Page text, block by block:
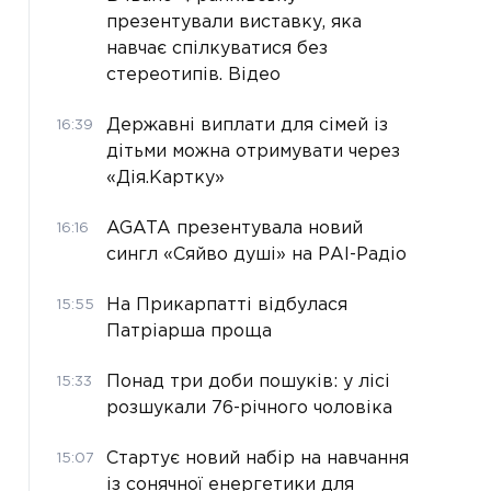
презентували виставку, яка
навчає спілкуватися без
стереотипів. Відео
16:39
Державні виплати для сімей із
дітьми можна отримувати через
«Дія.Картку»
16:16
AGATA презентувала новий
сингл «Сяйво душі» на РАІ-Радіо
15:55
На Прикарпатті відбулася
Патріарша проща
15:33
Понад три доби пошуків: у лісі
розшукали 76-річного чоловіка
15:07
Стартує новий набір на навчання
із сонячної енергетики для